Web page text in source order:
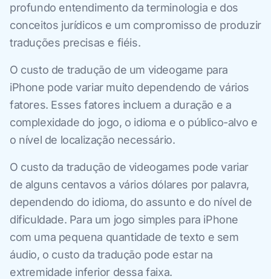
profundo entendimento da terminologia e dos
conceitos jurídicos e um compromisso de produzir
traduções precisas e fiéis.
O custo de tradução de um videogame para
iPhone pode variar muito dependendo de vários
fatores. Esses fatores incluem a duração e a
complexidade do jogo, o idioma e o público-alvo e
o nível de localização necessário.
O custo da tradução de videogames pode variar
de alguns centavos a vários dólares por palavra,
dependendo do idioma, do assunto e do nível de
dificuldade. Para um jogo simples para iPhone
com uma pequena quantidade de texto e sem
áudio, o custo da tradução pode estar na
extremidade inferior dessa faixa.